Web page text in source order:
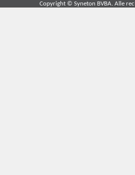
Copyright © Syneton BVBA. Alle